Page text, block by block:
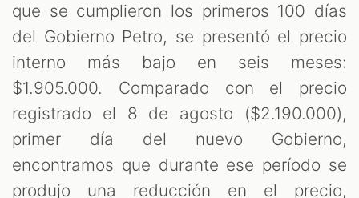
que se cumplieron los primeros 100 días
del Gobierno Petro, se presentó el precio
interno más bajo en seis meses:
$1.905.000. Comparado con el precio
registrado el 8 de agosto ($2.190.000),
primer día del nuevo Gobierno,
encontramos que durante ese período se
produjo una reducción en el precio,